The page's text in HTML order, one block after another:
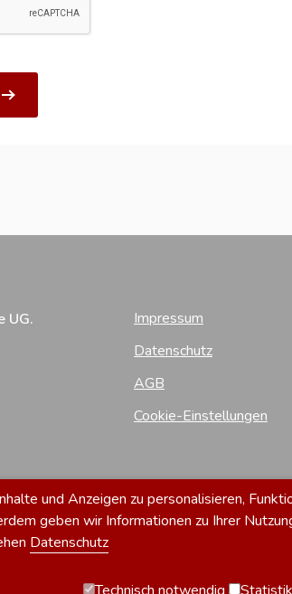
UG.
Impressum
Datenschutz
AGB
Cookie-Einstellungen
und Anzeigen zu personalisieren,
geben wir Informationen zu Ihrer
Datenschutz